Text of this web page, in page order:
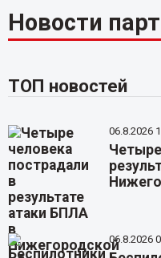
Новости
ТОП новостей
06.8.2026
06.8.2026